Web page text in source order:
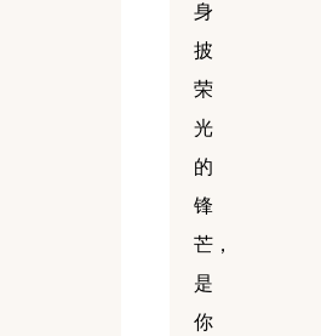
身
披
荣
光
的
锋
芒，
是
你